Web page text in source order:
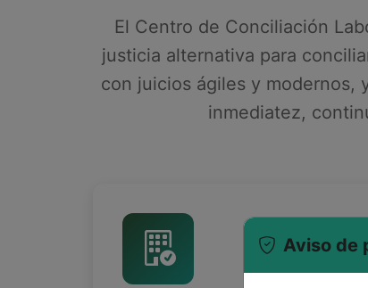
Aviso de
El Centro de Conciliación
justicia alternativa para
con juicios ágiles y modernos,
inmediatez,